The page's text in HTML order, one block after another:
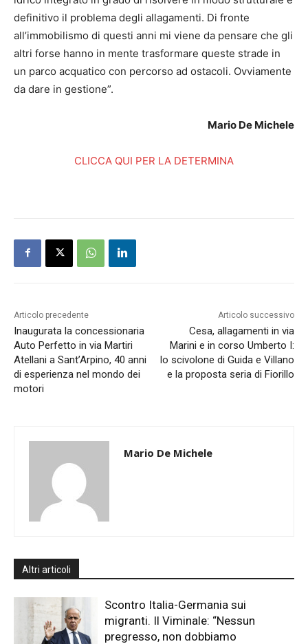
definitivo il problema degli allagamenti. Di fronte
all’immobilismo di questi anni mi viene da pensare che gli
altri forse hanno in mente trasformare queste strade in
un parco acquatico con percorso ad ostacoli. Ovviamente
da dare in gestione”.
Mario De Michele
CLICCA QUI PER LA DETERMINA
Articolo precedente
Inaugurata la concessionaria
Auto Perfetto in via Martiri
Atellani a Sant’Arpino, 40 anni
di esperienza nel mondo dei
motori
Articolo successivo
Cesa, allagamenti in via
Marini e in corso Umberto I:
lo scivolone di Guida e Villano
e la proposta seria di Fiorillo
Mario De Michele
Altri articoli
Scontro Italia-Germania sui
migranti. Il Viminale: “Nessun
pregresso, non dobbiamo